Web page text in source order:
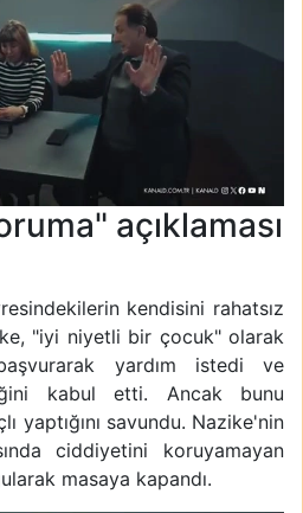
açıklaması
kendisini rahatsız
"iyi niyetli bir çocuk" olarak
yardım istedi ve
kabul etti. Ancak bunu
yaptığını savundu. Nazike'nin
ciddiyetini koruyamayan
masaya kapandı.